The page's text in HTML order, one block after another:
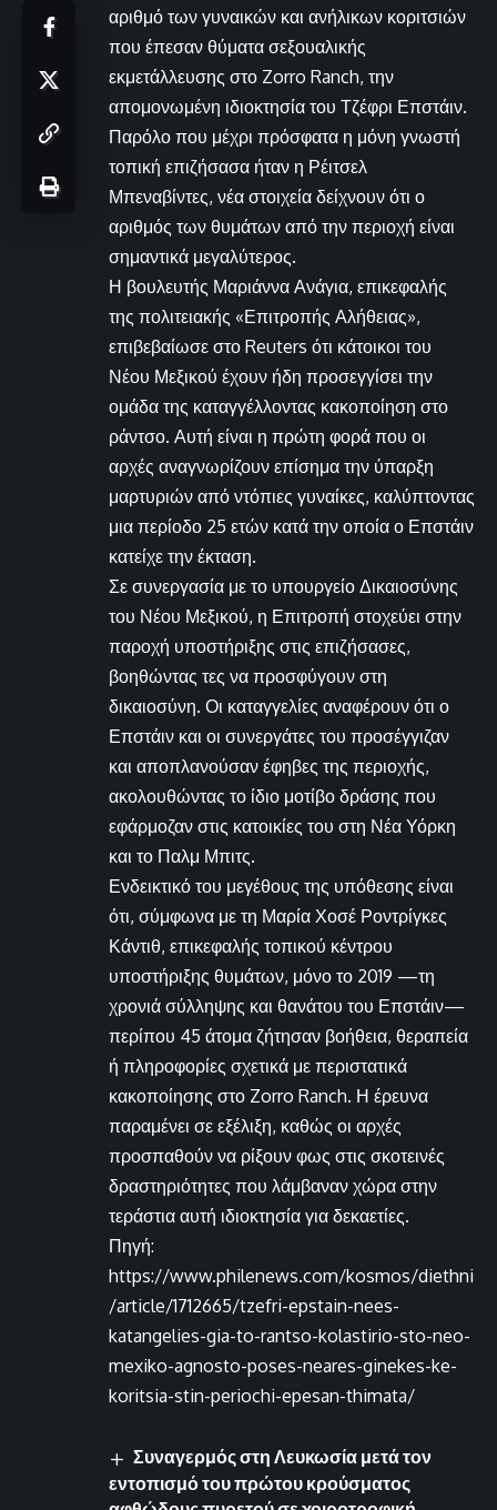
αριθμό των γυναικών και ανήλικων κοριτσιών
που έπεσαν θύματα σεξουαλικής
εκμετάλλευσης στο Zorro Ranch, την
απομονωμένη ιδιοκτησία του Τζέφρι Επστάιν.
Παρόλο που μέχρι πρόσφατα η μόνη γνωστή
τοπική επιζήσασα ήταν η Ρέιτσελ
Μπεναβίντες, νέα στοιχεία δείχνουν ότι ο
αριθμός των θυμάτων από την περιοχή είναι
σημαντικά μεγαλύτερος.
Η βουλευτής Μαριάννα Ανάγια, επικεφαλής
της πολιτειακής «Επιτροπής Αλήθειας»,
επιβεβαίωσε στο Reuters ότι κάτοικοι του
Νέου Μεξικού έχουν ήδη προσεγγίσει την
ομάδα της καταγγέλλοντας κακοποίηση στο
ράντσο. Αυτή είναι η πρώτη φορά που οι
αρχές αναγνωρίζουν επίσημα την ύπαρξη
μαρτυριών από ντόπιες γυναίκες, καλύπτοντας
μια περίοδο 25 ετών κατά την οποία ο Επστάιν
κατείχε την έκταση.
Σε συνεργασία με το υπουργείο Δικαιοσύνης
του Νέου Μεξικού, η Επιτροπή στοχεύει στην
παροχή υποστήριξης στις επιζήσασες,
βοηθώντας τες να προσφύγουν στη
δικαιοσύνη. Οι καταγγελίες αναφέρουν ότι ο
Επστάιν και οι συνεργάτες του προσέγγιζαν
και αποπλανούσαν έφηβες της περιοχής,
ακολουθώντας το ίδιο μοτίβο δράσης που
εφάρμοζαν στις κατοικίες του στη Νέα Υόρκη
και το Παλμ Μπιτς.
Ενδεικτικό του μεγέθους της υπόθεσης είναι
ότι, σύμφωνα με τη Μαρία Χοσέ Ροντρίγκες
Κάντιθ, επικεφαλής τοπικού κέντρου
υποστήριξης θυμάτων, μόνο το 2019 —τη
χρονιά σύλληψης και θανάτου του Επστάιν—
περίπου 45 άτομα ζήτησαν βοήθεια, θεραπεία
ή πληροφορίες σχετικά με περιστατικά
κακοποίησης στο Zorro Ranch. Η έρευνα
παραμένει σε εξέλιξη, καθώς οι αρχές
προσπαθούν να ρίξουν φως στις σκοτεινές
δραστηριότητες που λάμβαναν χώρα στην
τεράστια αυτή ιδιοκτησία για δεκαετίες.
Πηγή:
https://www.philenews.com/kosmos/diethni
/article/1712665/tzefri-epstain-nees-
katangelies-gia-to-rantso-kolastirio-sto-neo-
mexiko-agnosto-poses-neares-ginekes-ke-
koritsia-stin-periochi-epesan-thimata/
Συναγερμός στη Λευκωσία μετά τον
εντοπισμό του πρώτου κρούσματος